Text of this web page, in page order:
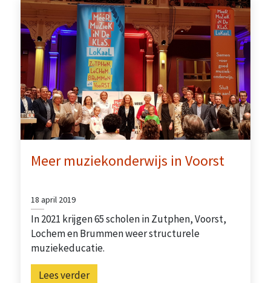
Meer muziekonderwijs in Voorst
18 april 2019
In 2021 krijgen 65 scholen in Zutphen, Voorst,
Lochem en Brummen weer structurele
muziekeducatie.
Lees verder